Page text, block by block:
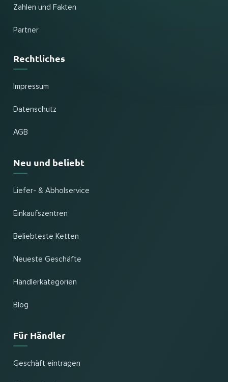
Zahlen und Fakten
Partner
Rechtliches
Impressum
Datenschutz
AGB
Neu und beliebt
Liefer- & Abholservice
Einkaufszentren
Beliebteste Ketten
Neueste Geschäfte
Händlerkategorien
Blog
Für Händler
Geschäft eintragen